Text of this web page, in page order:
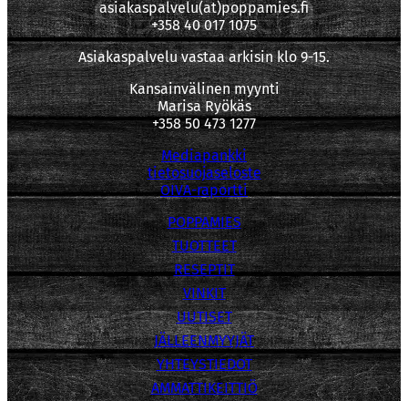
asiakaspalvelu(at)poppamies.fi
+358 40 017 1075
Asiakaspalvelu vastaa arkisin klo 9-15.
Kansainvälinen myynti
Marisa Ryökäs
+358 50 473 1277
Mediapankki
tietosuojaseloste
OIVA-raportti
POPPAMIES
TUOTTEET
RESEPTIT
VINKIT
UUTISET
JÄLLEENMYYJÄT
YHTEYSTIEDOT
AMMATTIKEITTIÖ